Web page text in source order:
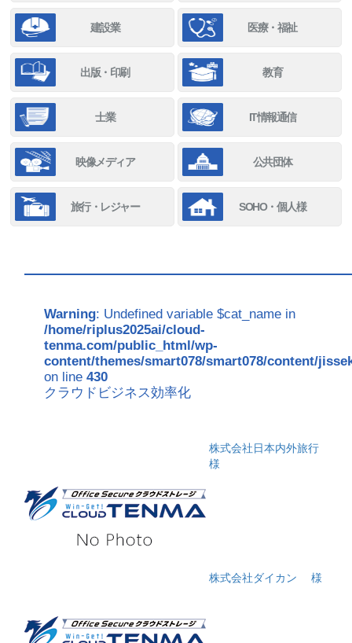
建設業 医療・福祉
出版・印刷 教育
士業 IT情報通信
映像メディア 公共団体
旅行・レジャー SOHO・個人様
Warning: Undefined variable $cat_name in
/home/riplus2025ai/cloud-
tenma.com/public_html/wp-
content/themes/smart078/smart078/content/
on line430
クラウドビジネス効率化
株式会社日本内外旅行
様
株式会社ダイカン 様